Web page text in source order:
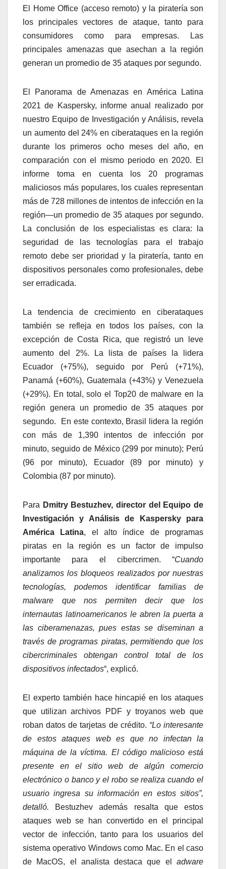
El Home Office (acceso remoto) y la piratería son
los principales vectores de ataque, tanto para
consumidores como para empresas. Las
principales amenazas que asechan a la región
generan un promedio de 35 ataques por segundo.
El Panorama de Amenazas en América Latina
2021 de Kaspersky, informe anual realizado por
nuestro Equipo de Investigación y Análisis, revela
un aumento del 24% en ciberataques en la región
durante los primeros ocho meses del año, en
comparación con el mismo periodo en 2020. El
informe toma en cuenta los 20 programas
maliciosos más populares, los cuales representan
más de 728 millones de intentos de infección en la
región—un promedio de 35 ataques por segundo.
La conclusión de los especialistas es clara: la
seguridad de las tecnologías para el trabajo
remoto debe ser prioridad y la piratería, tanto en
dispositivos personales como profesionales, debe
ser erradicada.
La tendencia de crecimiento en ciberataques
también se refleja en todos los países, con la
excepción de Costa Rica, que registró un leve
aumento del 2%. La lista de países la lidera
Ecuador (+75%), seguido por Perú (+71%),
Panamá (+60%), Guatemala (+43%) y Venezuela
(+29%). En total, solo el Top20 de malware en la
región genera un promedio de 35 ataques por
segundo. En este contexto, Brasil lidera la región
con más de 1,390 intentos de infección por
minuto, seguido de México (299 por minuto); Perú
(96 por minuto), Ecuador (89 por minuto) y
Colombia (87 por minuto).
Para Dmitry Bestuzhev, director del Equipo de
Investigación y Análisis de Kaspersky para
América Latina, el alto índice de programas
piratas en la región es un factor de impulso
importante para el cibercrimen. “Cuando
analizamos los bloqueos realizados por nuestras
tecnologías, podemos identificar familias de
malware que nos permiten decir que los
internautas latinoamericanos le abren la puerta a
las ciberamenazas, pues estas se diseminan a
través de programas piratas, permitiendo que los
cibercriminales obtengan control total de los
dispositivos infectados“, explicó.
El experto también hace hincapié en los ataques
que utilizan archivos PDF y troyanos web que
roban datos de tarjetas de crédito. “Lo interesante
de estos ataques web es que no infectan la
máquina de la víctima. El código malicioso está
presente en el sitio web de algún comercio
electrónico o banco y el robo se realiza cuando el
usuario ingresa su información en estos sitios”,
detalló.
Bestuzhev además resalta que estos
ataques web se han convertido en el principal
vector de infección, tanto para los usuarios del
sistema operativo Windows como Mac. En el caso
de MacOS, el analista destaca que el adware